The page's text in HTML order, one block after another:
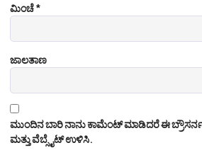
ಮಿಂಚೆ*
ಜಾಲತಾಣ
ಮುಂದಿನ ಬಾರಿ ನಾನು ಕಾಮೆಂಟ್ ಮಾಡಿದರೆ ಈ
ಮತ್ತು ವೆಬ್ಸೈಟ್ ಉಳಿಸಿ.